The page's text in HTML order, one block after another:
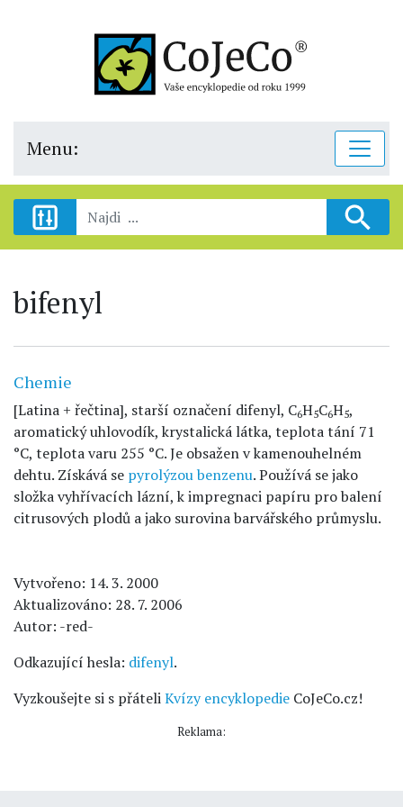
Menu:
bifenyl
Chemie
[Latina + řečtina], starší označení difenyl, C6H5C6H5,
aromatický uhlovodík, krystalická látka, teplota tání 71
°C, teplota varu 255 °C. Je obsažen v kamenouhelném
dehtu. Získává se pyrolýzoubenzenu. Používá se jako
složka vyhřívacích lázní, k impregnaci papíru pro balení
citrusových plodů a jako surovina barvářského průmyslu.
Vytvořeno: 14. 3. 2000
Aktualizováno: 28. 7. 2006
Autor: -red-
Odkazující hesla: difenyl.
Vyzkoušejte si s přáteliKvízy encyklopedie CoJeCo.cz!
Reklama: